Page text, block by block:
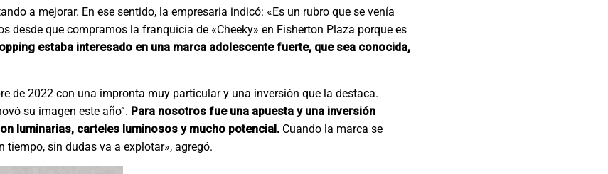
a mejorar. En ese sentido, la empresaria indicó: «Es un rubro que se venía
desde que compramos la franquicia de «Cheeky» en Fisherton Plaza porque es
estaba interesado en una marca adolescente fuerte, que sea conocida,
de 2022 con una impronta muy particular y una inversión que la destaca.
su imagen este año”. Para nosotros fue una apuesta y una inversión
luminarias, carteles luminosos y mucho potencial. Cuando la marca se
sin dudas va a explotar», agregó.